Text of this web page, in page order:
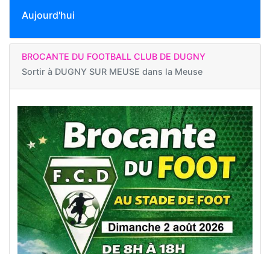
Aujourd'hui
BROCANTE DU FOOTBALL CLUB DE DUGNY
Sortir à DUGNY SUR MEUSE dans la Meuse